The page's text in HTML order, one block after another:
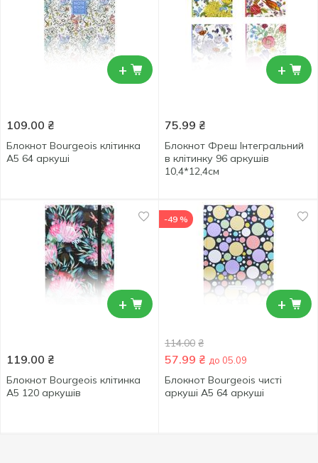
+
109.00 ₴
Блокнот Bourgeois клітинка
А5 64 аркуші
+
75.99 ₴
Блокнот Фреш Інтегральний
в клітинку 96 аркушів
10,4*12,4см
+
119.00 ₴
Блокнот Bourgeois клітинка
А5 120 аркушів
+
-49 %
114.00 ₴
57.99 ₴ до 05.09
Блокнот Bourgeois чисті
аркуші А5 64 аркуші